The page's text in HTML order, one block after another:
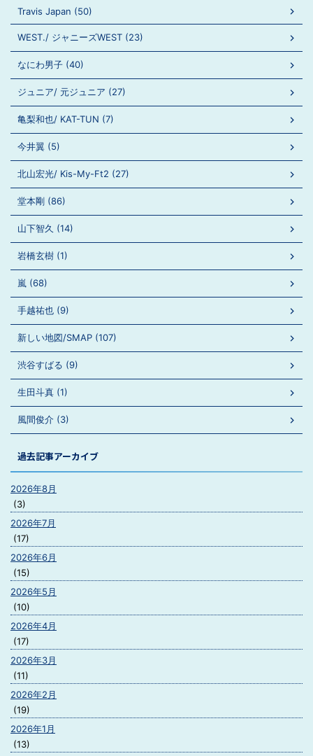
Travis Japan (50)
WEST./ ジャニーズWEST (23)
なにわ男子 (40)
ジュニア/ 元ジュニア (27)
亀梨和也/ KAT-TUN (7)
今井翼 (5)
北山宏光/ Kis-My-Ft2 (27)
堂本剛 (86)
山下智久 (14)
岩橋玄樹 (1)
嵐 (68)
手越祐也 (9)
新しい地図/SMAP (107)
渋谷すばる (9)
生田斗真 (1)
風間俊介 (3)
過去記事アーカイブ
2026年8月
(3)
2026年7月
(17)
2026年6月
(15)
2026年5月
(10)
2026年4月
(17)
2026年3月
(11)
2026年2月
(19)
2026年1月
(13)